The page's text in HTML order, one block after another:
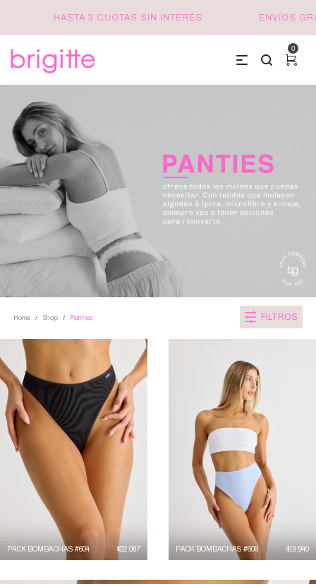
SIN INTERÉS ENVÍOS GRATIS A PARTIR DE
0
Home / Shop / Panties FILTROS
PACK BOMBACHAS #604 $22,087 PACK BOMBACHAS #606 $19,940